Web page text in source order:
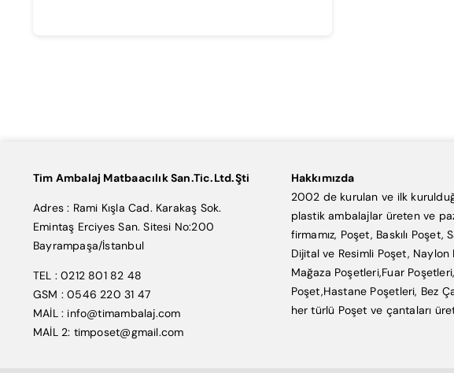
Tim Ambalaj Matbaacılık San.Tic.Ltd.Şti
Adres : Rami Kışla Cad. Karakaş Sok.
Emintaş Erciyes San. Sitesi No:200
Bayrampaşa/İstanbul
TEL : 0212 801 82 48
GSM : 0546 220 31 47
MAİL : info@timambalaj.com
MAİL 2: timposet@gmail.com
Hakkımızda
2002 de kurulan ve ilk
plastik ambalajlar üreten ve
firmamız, Poşet, Baskılı Poşet,
Dijital ve Resimli Poşet, Naylon
Mağaza Poşetleri,Fuar
Poşet,Hastane Poşetleri, Bez
her türlü Poşet ve çantaları